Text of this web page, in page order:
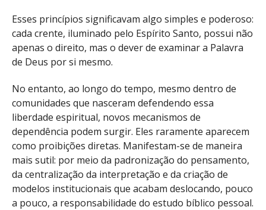
Esses princípios significavam algo simples e poderoso:
cada crente, iluminado pelo Espírito Santo, possui não
apenas o direito, mas o dever de examinar a Palavra
de Deus por si mesmo.
No entanto, ao longo do tempo, mesmo dentro de
comunidades que nasceram defendendo essa
liberdade espiritual, novos mecanismos de
dependência podem surgir. Eles raramente aparecem
como proibições diretas. Manifestam-se de maneira
mais sutil: por meio da padronização do pensamento,
da centralização da interpretação e da criação de
modelos institucionais que acabam deslocando, pouco
a pouco, a responsabilidade do estudo bíblico pessoal.